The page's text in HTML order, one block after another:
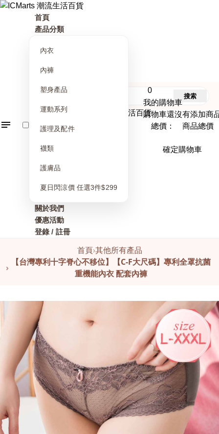
首頁
產品分類
內衣
內褲
塑身產品
運動系列
護理及配件
襪類
護膚品
夏日閃涼價 任選3件$299
關於我們
優惠活動
登錄 / 註冊
0
我的購物車
購物車還沒有添加商
總價： 商品總價
確定購物車
搜索
首頁›其他所有產品
›
【台灣專利十字脊心不移位】【C-F大尺碼】專利全罩抗菌
重機能內衣 配套內褲